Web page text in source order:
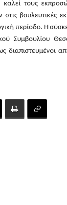
τους
βουλευτικές
περίοδο. Η
Συμβουλίου
διαπιστευμένοι